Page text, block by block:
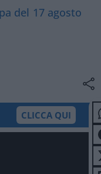
del 17 agosto
CLICCA QUI